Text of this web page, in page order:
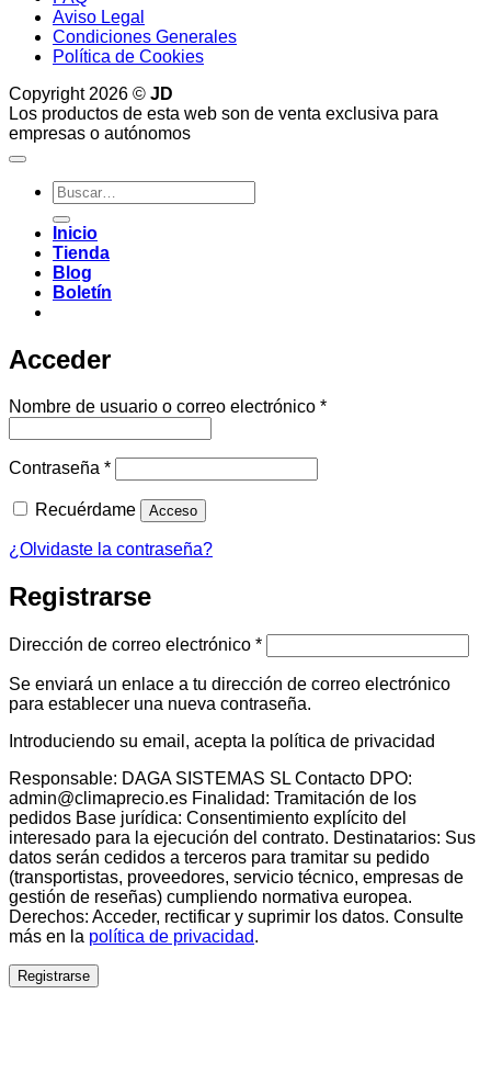
Aviso Legal
Condiciones Generales
Política de Cookies
Copyright 2026 © JD
Los productos de esta web son de venta exclusiva para
empresas o autónomos
Buscar
por:
Inicio
Tienda
Blog
Boletín
Acceder
Nombre de usuario o correo electrónico *Obligatorio
Contraseña *Obligatorio
Recuérdame Acceso
¿Olvidaste la contraseña?
Registrarse
Dirección de correo electrónico *Obligatorio
Se enviará un enlace a tu dirección de correo electrónico
para establecer una nueva contraseña.
Introduciendo su email, acepta la política de privacidad
Responsable: DAGA SISTEMAS SL Contacto DPO:
admin@climaprecio.es Finalidad: Tramitación de los
pedidos Base jurídica: Consentimiento explícito del
interesado para la ejecución del contrato. Destinatarios: Sus
datos serán cedidos a terceros para tramitar su pedido
(transportistas, proveedores, servicio técnico, empresas de
gestión de reseñas) cumpliendo normativa europea.
Derechos: Acceder, rectificar y suprimir los datos. Consulte
más en la política de privacidad.
Registrarse